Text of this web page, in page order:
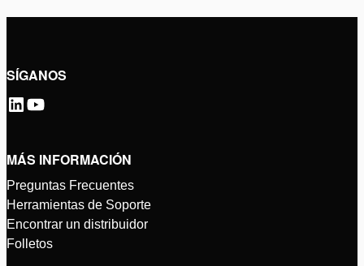
SÍGANOS
MÁS INFORMACIÓN
Preguntas Frecuentes
Herramientas de Soporte
Encontrar un distribuidor
Folletos